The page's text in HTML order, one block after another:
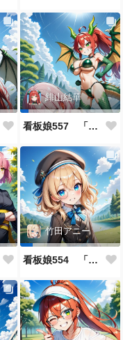
緋山結華
看板娘557 「其々の再会」
竹田アニー
看板娘554 「竹田アニーのよもやま話」